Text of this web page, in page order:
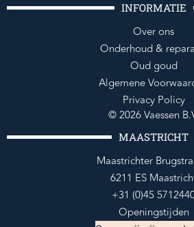
INFORMATIE
Over ons
Onderhoud &
Oud goud
Algemene
Privacy Policy
© 2026 Vaessen
MAASTRICHT
Maastrichter
6211 ES
+31 (0)45
Openingstijden